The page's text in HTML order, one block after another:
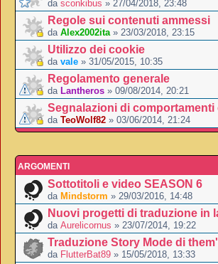
da sconkibus » 27/04/2018, 23:48
Regole sui contenuti ammessi
da Alex2002ita» 23/03/2018, 23:15
Utilizzo dei cookie
da vale » 31/05/2015, 10:35
Regolamento generale
da Lantheros » 09/08/2014, 20:21
Segnalazioni di
da TeoWolf82 » 03/06/2014, 21:24
ARGOMENTI
Sottotitoli e video SEASON 6
da Mindstorm » 29/03/2016, 14:48
Nuovi progetti di traduzione in
da Aurelicornus » 23/07/2014, 19:22
Traduzione Story Mode di
da FlutterBat89 » 15/05/2018, 13:33